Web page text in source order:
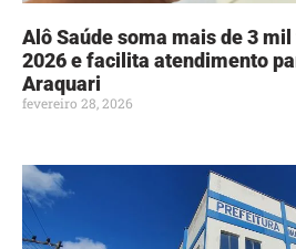
Alô Saúde soma mais de 3
2026 e facilita atendimento
Araquari
fevereiro 28, 2026